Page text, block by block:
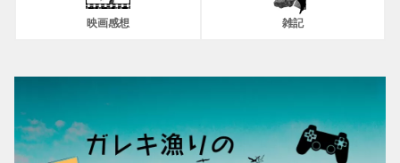
映画感想 雑記